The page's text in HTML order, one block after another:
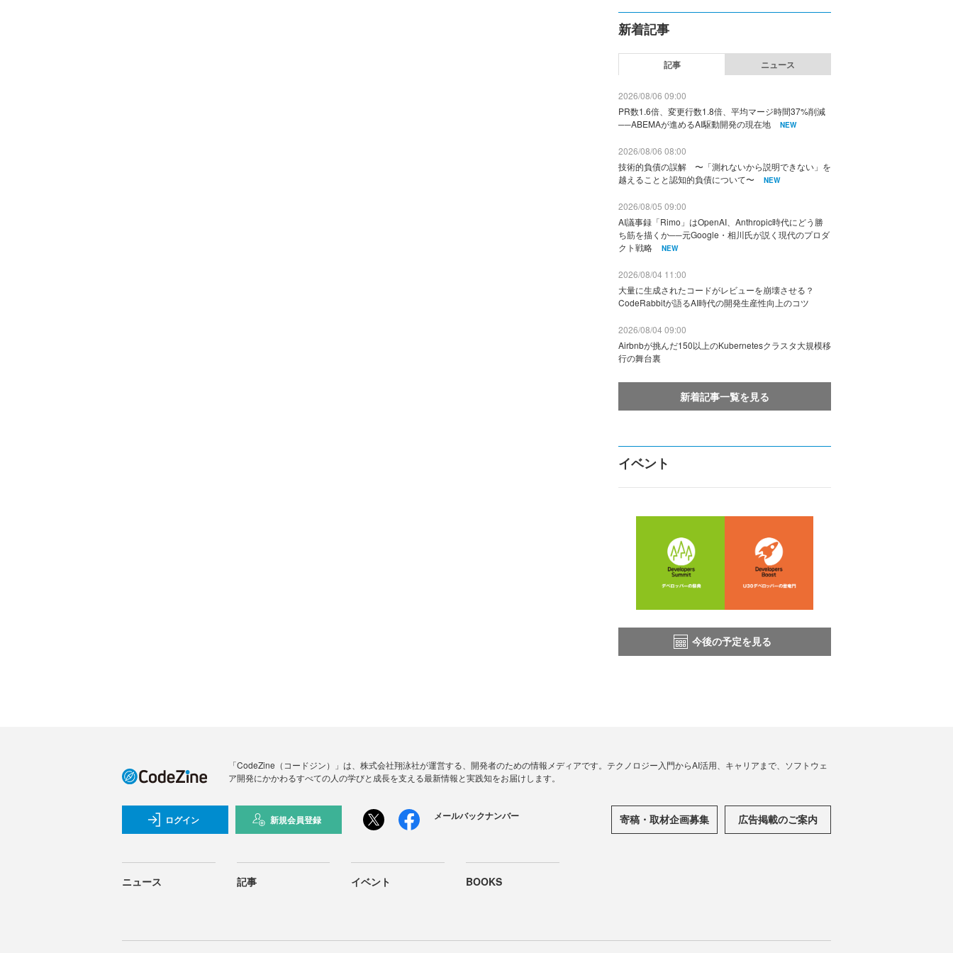
新着記事
記事 ニュース
2026/08/06 09:00
PR数1.6倍、変更行数1.8倍、平均マージ時間37%削減
──ABEMAが進めるAI駆動開発の現在地
NEW
2026/08/06 08:00
技術的負債の誤解 〜「測れないから説明できない」を
越えることと認知的負債について〜
NEW
2026/08/05 09:00
AI議事録「Rimo」はOpenAI、Anthropic時代にどう勝
ち筋を描くか──元Google・相川氏が説く現代のプロダ
クト戦略
NEW
2026/08/04 11:00
大量に生成されたコードがレビューを崩壊させる？
CodeRabbitが語るAI時代の開発生産性向上のコツ
2026/08/04 09:00
Airbnbが挑んだ150以上のKubernetesクラスタ大規模移
行の舞台裏
新着記事一覧を見る
イベント
今後の予定を見る
「CodeZine（コードジン）」は、株式会社翔泳社が運営する、開発者のための情報メディアです。テクノロジー入門からAI活用、キャリアまで、ソフトウェ
ア開発にかかわるすべての人の学びと成長を支える最新情報と実践知をお届けします。
ログイン 新規会員登録 メールバックナンバー 寄稿・取材企画募集 広告掲載のご案内
ニュース 記事 イベント BOOKS